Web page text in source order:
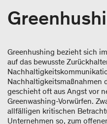
Greenhushing bezieht sich
auf das bewusste
Nachhaltigkeitsmaßnahmen
geschieht oft aus Angst vor
Greenwashing-Vorwürfen.
allfälligen kritischen
Unternehmen so, zum